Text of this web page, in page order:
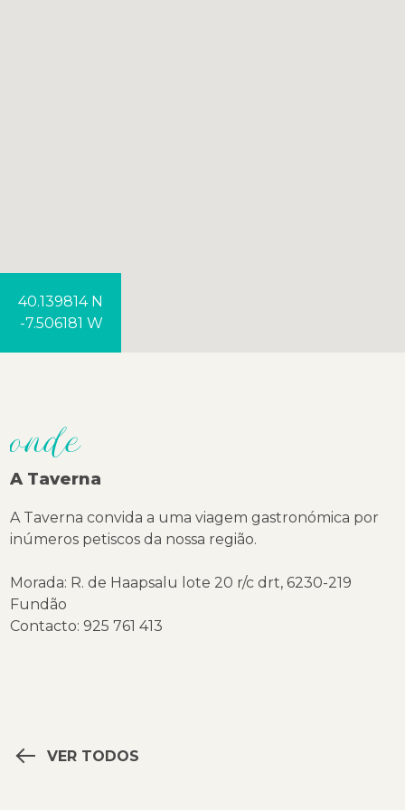
40.139814 N
-7.506181 W
onde
A Taverna
A Taverna convida a uma viagem gastronómica por
inúmeros petiscos da nossa região.
Morada: R. de Haapsalu lote 20 r/c drt, 6230-219
Fundão
Contacto: 925 761 413
VER TODOS